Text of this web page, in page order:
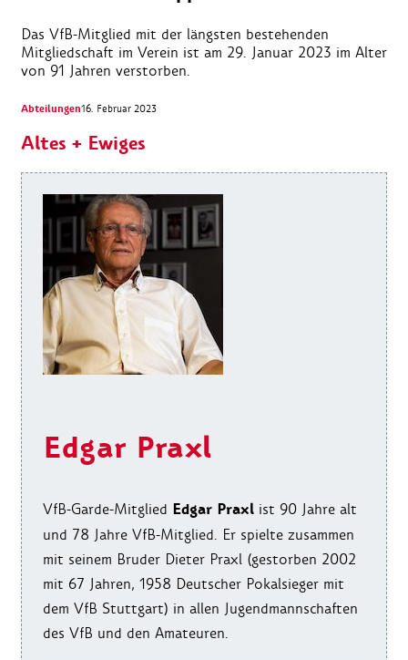
Das VfB-Mitglied mit der längsten bestehenden
Mitgliedschaft im Verein ist am 29. Januar 2023 im Alter
von 91 Jahren verstorben.
Abteilungen16. Februar 2023
Altes + Ewiges
Edgar Praxl
VfB-Garde-Mitglied Edgar Praxl ist 90 Jahre alt
und 78 Jahre VfB-Mitglied. Er spielte zusammen
mit seinem Bruder Dieter Praxl (gestorben 2002
mit 67 Jahren, 1958 Deutscher Pokalsieger mit
dem VfB Stuttgart) in allen Jugendmannschaften
des VfB und den Amateuren.